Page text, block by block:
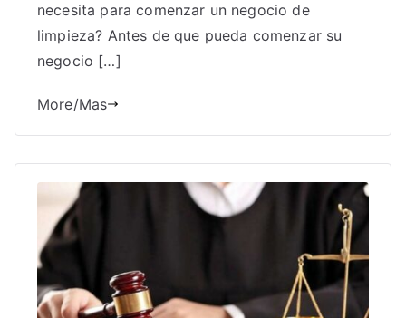
necesita para comenzar un negocio de
limpieza? Antes de que pueda comenzar su
negocio […]
More/Mas